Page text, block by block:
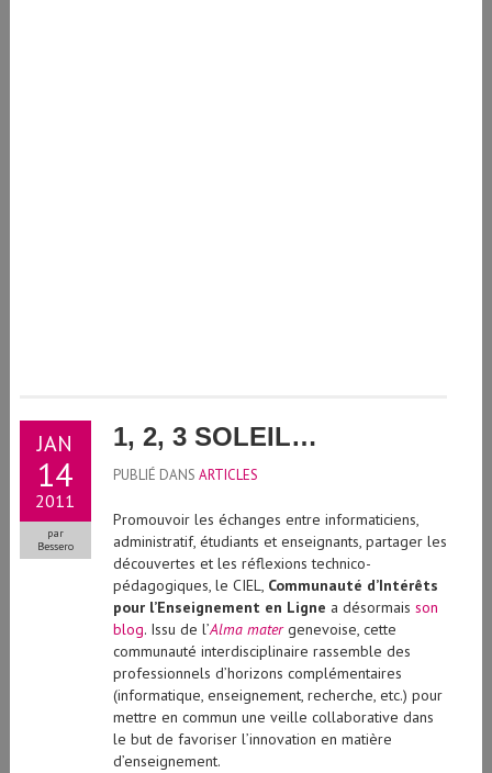
JAN
14
2011
par
Bessero
1, 2, 3 SOLEIL…
PUBLIÉ DANS ARTICLES
Promouvoir les échanges entre informaticiens,
administratif, étudiants et enseignants, partager les
découvertes et les réflexions technico-
pédagogiques, le CIEL, Communauté d’Intérêts
pour l’Enseignement en Ligne a désormais son
blog. Issu de l’Alma matergenevoise, cette
communauté interdisciplinaire rassemble des
professionnels d’horizons complémentaires
(informatique, enseignement, recherche, etc.) pour
mettre en commun une veille collaborative dans
le but de favoriser l’innovation en matière
d’enseignement.